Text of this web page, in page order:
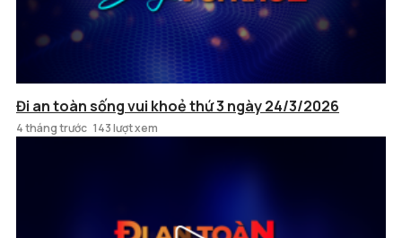
Đi an toàn sống vui khoẻ thứ 3 ngày 24/3/2026
4 tháng trước 143 lượt xem